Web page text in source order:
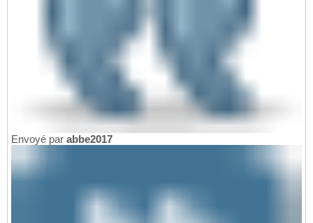
Envoyé par abbe2017